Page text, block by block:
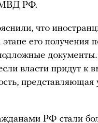
МВД РФ.
что
этапе его
власти придут к
представляющая
РФ стали